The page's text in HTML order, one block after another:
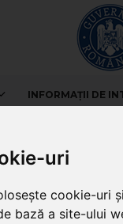
uri
cookie-uri
bază a site-ului
INFORMAȚII DE